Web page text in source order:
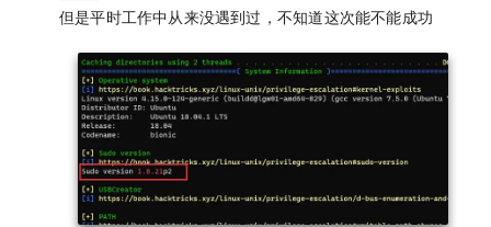
但是平时工作中从来没遇到过，不知道这次能不能成功